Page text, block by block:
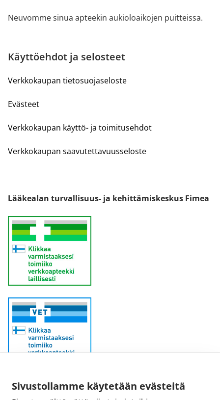
Sivustollamme käytetään evästeitä
Neuvomme sinua apteekin aukioloaikojen puitteissa.
Käyttöehdot ja selosteet
Verkkokaupan tietosuojaseloste
Evästeet
Verkkokaupan käyttö- ja toimitusehdot
Verkkokaupan saavutettavuusseloste
Lääkealan turvallisuus- ja kehittämiskeskus Fimea
Sähköpostiosoite:
kirjaamo@fimea.fi